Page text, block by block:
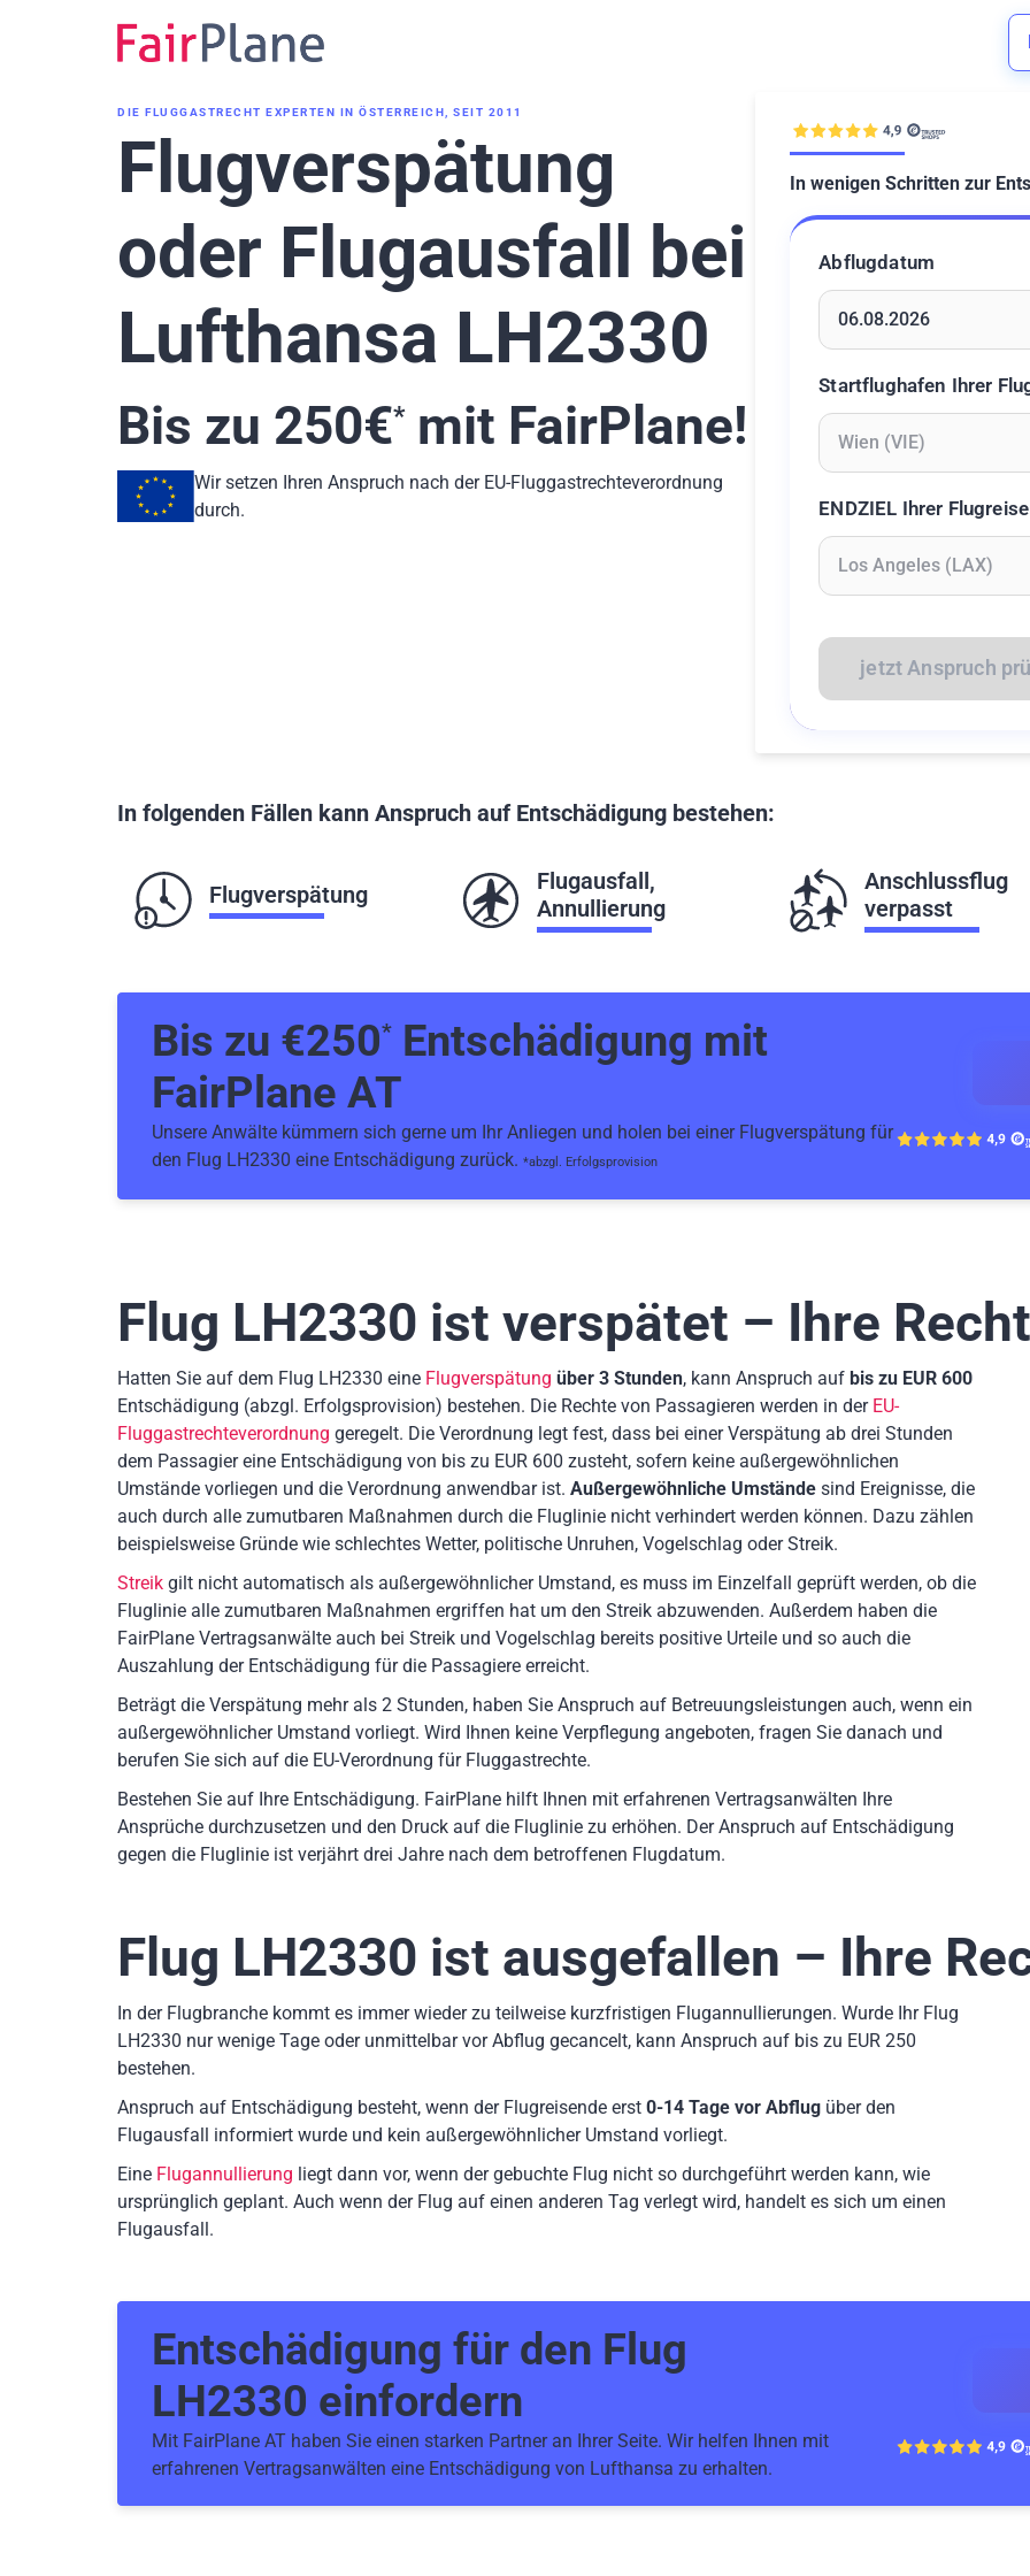
DIE FLUGGASTRECHT EXPERTEN IN ÖSTERREICH, SEIT 2011
Flugverspätung
oder Flugausfall bei
Lufthansa LH2330
Bis zu 250€*mit FairPlane!
Wir setzen Ihren Anspruch nach der EU-Fluggastrechteverordnung
durch.
In wenigen Schritten zur
Abflugdatum
Startflughafen Ihrer
ENDZIEL Ihrer Flugreise
jetzt Anspruch
In folgenden Fällen kann Anspruch auf Entschädigung bestehen:
Flugverspätung
Flugausfall,
Annullierung
Anschlussflug
verpasst
Bis zu €250* Entschädigung mit
FairPlane AT
Unsere Anwälte kümmern sich gerne um Ihr Anliegen und holen bei einer Flugverspätung für
den Flug LH2330 eine Entschädigung zurück. *abzgl. Erfolgsprovision
Flug LH2330 ist verspätet – Ihre
Hatten Sie auf dem Flug LH2330 eine Flugverspätung über 3 Stunden, kann Anspruch auf bis zu EUR 600
Entschädigung (abzgl. Erfolgsprovision) bestehen. Die Rechte von Passagieren werden in der EU-
Fluggastrechteverordnung geregelt. Die Verordnung legt fest, dass bei einer Verspätung ab drei Stunden
dem Passagier eine Entschädigung von bis zu EUR 600 zusteht, sofern keine außergewöhnlichen
Umstände vorliegen und die Verordnung anwendbar ist. Außergewöhnliche Umstände sind Ereignisse, die
auch durch alle zumutbaren Maßnahmen durch die Fluglinie nicht verhindert werden können. Dazu zählen
beispielsweise Gründe wie schlechtes Wetter, politische Unruhen, Vogelschlag oder Streik.
Streik gilt nicht automatisch als außergewöhnlicher Umstand, es muss im Einzelfall geprüft werden, ob die
Fluglinie alle zumutbaren Maßnahmen ergriffen hat um den Streik abzuwenden. Außerdem haben die
FairPlane Vertragsanwälte auch bei Streik und Vogelschlag bereits positive Urteile und so auch die
Auszahlung der Entschädigung für die Passagiere erreicht.
Beträgt die Verspätung mehr als 2 Stunden, haben Sie Anspruch auf Betreuungsleistungen auch, wenn ein
außergewöhnlicher Umstand vorliegt. Wird Ihnen keine Verpflegung angeboten, fragen Sie danach und
berufen Sie sich auf die EU-Verordnung für Fluggastrechte.
Bestehen Sie auf Ihre Entschädigung. FairPlane hilft Ihnen mit erfahrenen Vertragsanwälten Ihre
Ansprüche durchzusetzen und den Druck auf die Fluglinie zu erhöhen. Der Anspruch auf Entschädigung
gegen die Fluglinie ist verjährt drei Jahre nach dem betroffenen Flugdatum.
Flug LH2330 ist ausgefallen – Ihre
In der Flugbranche kommt es immer wieder zu teilweise kurzfristigen Flugannullierungen. Wurde Ihr Flug
LH2330 nur wenige Tage oder unmittelbar vor Abflug gecancelt, kann Anspruch auf bis zu EUR 250
bestehen.
Anspruch auf Entschädigung besteht, wenn der Flugreisende erst 0-14 Tage vor Abflug über den
Flugausfall informiert wurde und kein außergewöhnlicher Umstand vorliegt.
Eine Flugannullierung liegt dann vor, wenn der gebuchte Flug nicht so durchgeführt werden kann, wie
ursprünglich geplant. Auch wenn der Flug auf einen anderen Tag verlegt wird, handelt es sich um einen
Flugausfall.
Entschädigung für den Flug
LH2330 einfordern
Mit FairPlane AT haben Sie einen starken Partner an Ihrer Seite. Wir helfen Ihnen mit
erfahrenen Vertragsanwälten eine Entschädigung von Lufthansa zu erhalten.